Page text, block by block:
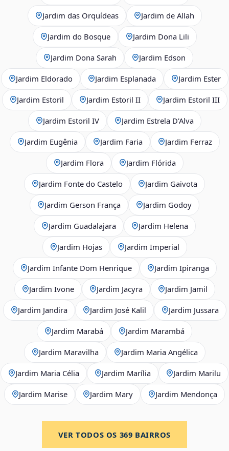
Jardim das Orquídeas Jardim de Allah
Jardim do Bosque Jardim Dona Lili
Jardim Dona Sarah Jardim Edson
Jardim Eldorado Jardim Esplanada Jardim Ester
Jardim Estoril Jardim Estoril II Jardim Estoril III
Jardim Estoril IV Jardim Estrela D'Alva
Jardim Eugênia Jardim Faria Jardim Ferraz
Jardim Flora Jardim Flórida
Jardim Fonte do Castelo Jardim Gaivota
Jardim Gerson França Jardim Godoy
Jardim Guadalajara Jardim Helena
Jardim Hojas Jardim Imperial
Jardim Infante Dom Henrique Jardim Ipiranga
Jardim Ivone Jardim Jacyra Jardim Jamil
Jardim Jandira Jardim José Kalil Jardim Jussara
Jardim Marabá Jardim Marambá
Jardim Maravilha Jardim Maria Angélica
Jardim Maria Célia Jardim Marília Jardim Marilu
Jardim Marise Jardim Mary Jardim Mendonça
VER TODOS OS 369 BAIRROS